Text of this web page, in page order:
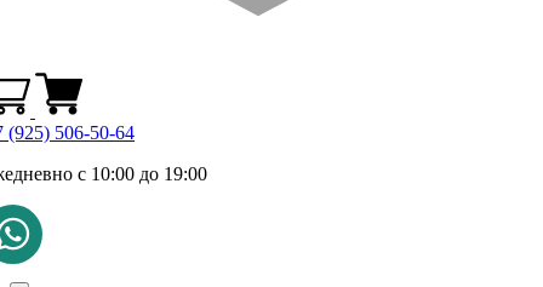
(925) 506-50-64
с 10:00 до 19:00